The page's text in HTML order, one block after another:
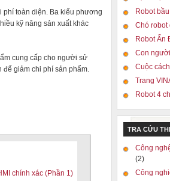
phí toàn diện. Ba kiểu phương
kỹ năng sản xuất khác
cung cấp cho người sử
để giảm chi phí sản phẩm.
chính xác (Phần 1)
Robot
Chó
Robot Ấn
Con
Cuộc
Trang
Robot 4
TRA CỨU
Công
(2)
Công